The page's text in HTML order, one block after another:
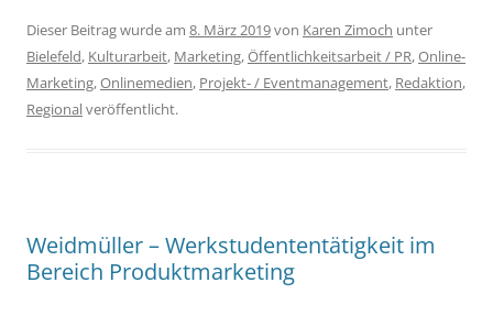
Dieser Beitrag wurde am 8. März 2019von Karen Zimoch unter
Bielefeld, Kulturarbeit, Marketing,Öffentlichkeitsarbeit / PR,Online-
Marketing,Onlinemedien, Projekt- / Eventmanagement, Redaktion,
Regionalveröffentlicht.
Weidmüller – Werkstudententätigkeit im
Bereich Produktmarketing